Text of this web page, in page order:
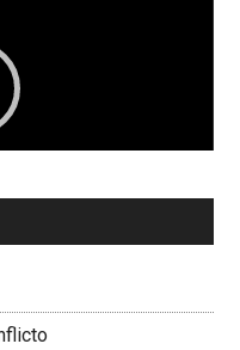
01:04
Corporación